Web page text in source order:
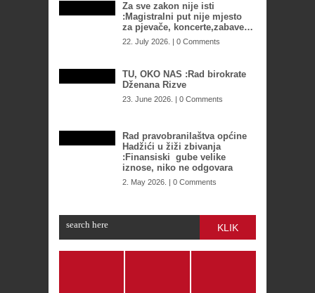
Za sve zakon nije isti
:Magistralni put nije mjesto
za pjevače, koncerte,zabave…
22. July 2026. | 0 Comments
TU, OKO NAS :Rad birokrate
Dženana Rizve
23. June 2026. | 0 Comments
Rad pravobranilaštva općine
Hadžići u žiži zbivanja
:Finansiski gube velike
iznose, niko ne odgovara
2. May 2026. | 0 Comments
KLIK